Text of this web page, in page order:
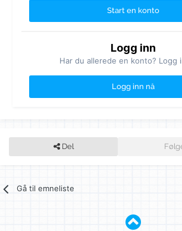
Start en konto
Logg inn
Har du allerede en konto? Logg
Logg inn nå
Del
Gå til emneliste